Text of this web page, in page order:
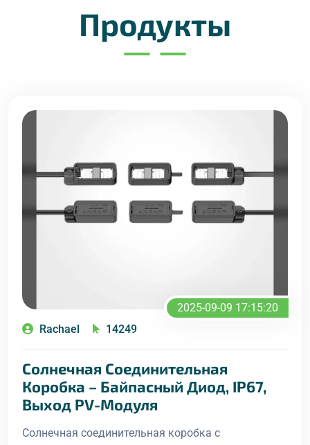
Продукты
2025-09-09 17:15:20
Rachael
14249
Солнечная Соединительная
Коробка – Байпасный Диод, IP67,
Выход PV-Модуля
Солнечная соединительная коробка с